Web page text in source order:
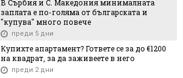
В Сърбия и С. Македония минималната
заплата е по-голяма от българската и
"купува" много повече
преди 5 дни
Купихте апартамент? Гответе се за до €1200
на квадрат, за да заживеете в него
преди 2 дни